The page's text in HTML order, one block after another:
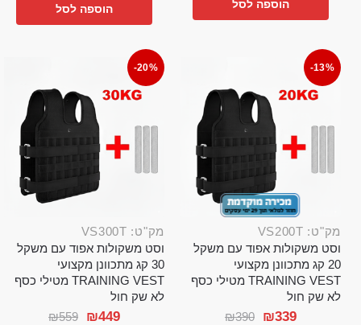
הוספה לסל הוספה לסל
-13%
מק"ט: VS200T
וסט משקולות אפוד עם משקל
20 קג מתכוונן מקצועי
TRAINING VEST מטילי כסף
לא שק חול
₪390 ₪339
-20%
מק"ט: VS300T
וסט משקולות אפוד עם משקל
30 קג מתכוונן מקצועי
TRAINING VEST מטילי כסף
לא שק חול
₪559 ₪449